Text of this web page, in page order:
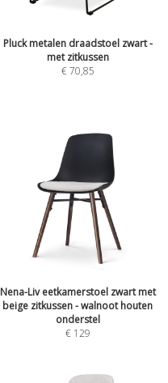
Pluck metalen draadstoel zwart -
met zitkussen
€70,85
Nena-Liv eetkamerstoel zwart met
beige zitkussen - walnoot houten
onderstel
€ 129